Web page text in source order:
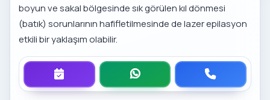
boyun ve sakal bölgesinde sık görülen kıl dönmesi
(batık) sorunlarının hafifletilmesinde de lazer epilasyon
etkili bir yaklaşım olabilir.